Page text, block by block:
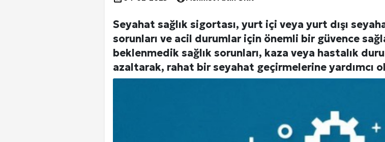
Seyahat sağlık sigortası, yurt içi veya yurt dışı
sorunları ve acil durumlar için önemli bir güvence
beklenmedik sağlık sorunları, kaza veya hastalık
azaltarak, rahat bir seyahat geçirmelerine yardımcı
Yerel Haberler Künye